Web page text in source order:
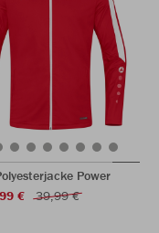
Power
€
39,99 €